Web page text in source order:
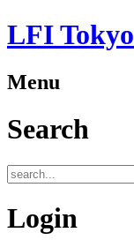
LFI Tokyo
Menu
Search
Login